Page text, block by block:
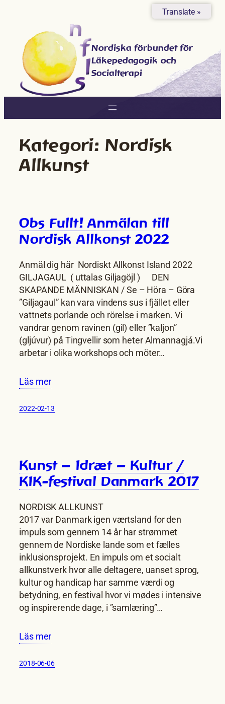
innehåll
Nordiska förbundet för
Läkepedagogik och
Socialterapi
Kategori: Nordisk
Allkunst
Obs Fullt! Anmälan till
Nordisk Allkonst 2022
Anmäl dig här Nordiskt Allkonst Island 2022
GILJAGAUL ( uttalas Giljagöjl ) DEN
SKAPANDE MÄNNISKAN / Se – Höra – Göra
”Giljagaul” kan vara vindens sus i fjället eller
vattnets porlande och rörelse i marken. Vi
vandrar genom ravinen (gil) eller ”kaljon”
(gljúvur) på Tingvellir som heter Almannagjá.Vi
arbetar i olika workshops och möter…
Läs mer
2022-02-13
Kunst – Idræt – Kultur /
KIK-festival Danmark 2017
NORDISK ALLKUNST
2017 var Danmark igen værtsland for den
impuls som gennem 14 år har strømmet
gennem de Nordiske lande som et fælles
inklusionsprojekt. En impuls om et socialt
allkunstverk hvor alle deltagere, uanset sprog,
kultur og handicap har samme værdi og
betydning, en festival hvor vi mødes i intensive
og inspirerende dage, i ”samlæring”…
Läs mer
2018-06-06
Translate »